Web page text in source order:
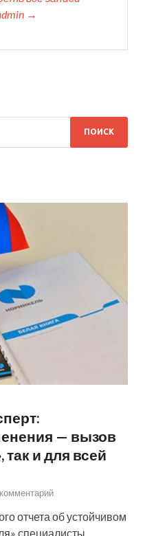
→
— вызов
так и для всей
отчета об устойчивом
специалисты